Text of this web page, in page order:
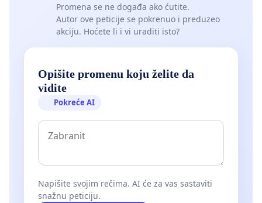
Promena se ne događa ako ćutite.
Autor ove peticije se pokrenuo i preduzeo
akciju. Hoćete li i vi uraditi isto?
Opišite promenu koju želite da
vidite
Pokreće AI
Napišite svojim rečima. AI će za vas sastaviti
snažnu peticiju.